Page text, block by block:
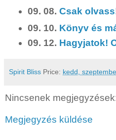
09. 08.Csak
09. 10. Könyv és
09. 12. Hagyjatok!
Spirit Bliss Price: kedd,
Nincsenek
Megjegyzés küldése